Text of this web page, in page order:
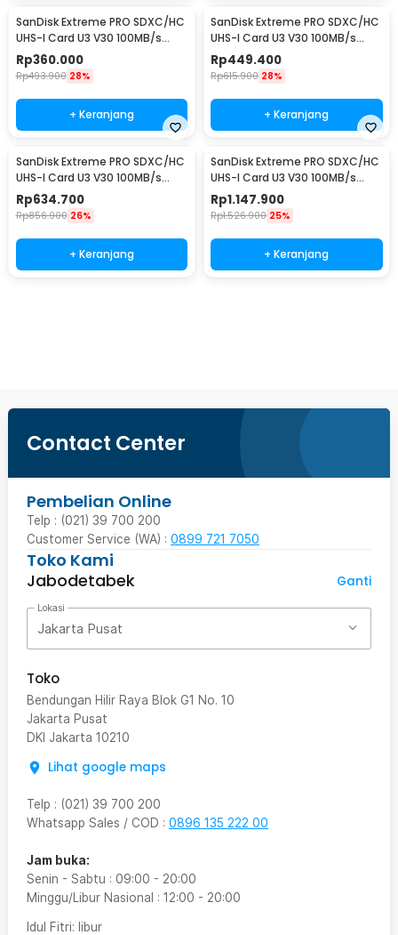
SanDisk Extreme PRO SDXC/HC
UHS-I Card U3 V30 100MB/s
200MB/s 32GB-SDSDXXO-032G
Rp360.000
Rp493.900 28%
+ Keranjang
SanDisk Extreme PRO SDXC/HC
UHS-I Card U3 V30 100MB/s
200MB/s 64GB-SDSDXXU-
064G
Rp449.400
Rp615.900 28%
+ Keranjang
SanDisk Extreme PRO SDXC/HC
UHS-I Card U3 V30 100MB/s
200MB/s 128GB-SDSDXXD-128G
Rp634.700
Rp856.900 26%
+ Keranjang
SanDisk Extreme PRO SDXC/HC
UHS-I Card U3 V30 100MB/s
200MB/s 256GB-SDSDXXD-
256G
Rp1.147.900
Rp1.526.900 25%
+ Keranjang
Contact Center
Pembelian Online
Telp : (021) 39 700 200
Customer Service (WA) : 0899 721 7050
Toko Kami
Jabodetabek
Ganti
Lokasi
Jakarta Pusat
Toko
Bendungan Hilir Raya Blok G1 No. 10
Jakarta Pusat
DKI Jakarta 10210
Lihat google maps
Telp : (021) 39 700 200
Whatsapp Sales / COD : 0896 135 222 00
Jam buka:
Senin - Sabtu : 09:00 - 20:00
Minggu/Libur Nasional : 12:00 - 20:00
Idul Fitri: libur